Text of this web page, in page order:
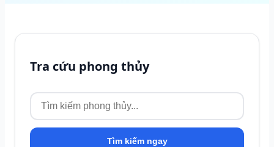
Tra cứu phong thủy
Tìm kiếm ngay